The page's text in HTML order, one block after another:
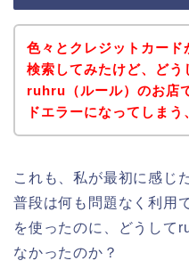
色々とクレジットカード
検索してみたけど、どう
ruhru（ルール）のお店
ドエラーになってしまう
これも、私が最初に感じ
普段は何も問題なく利用
を使ったのに、どうして
なかったのか？